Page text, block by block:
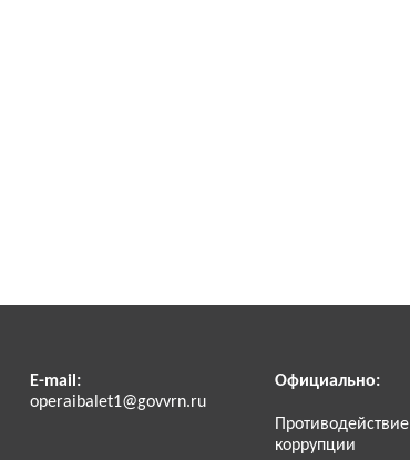
E-mail:
operaibalet1@govvrn.ru
Официально:
Противодействие
коррупции